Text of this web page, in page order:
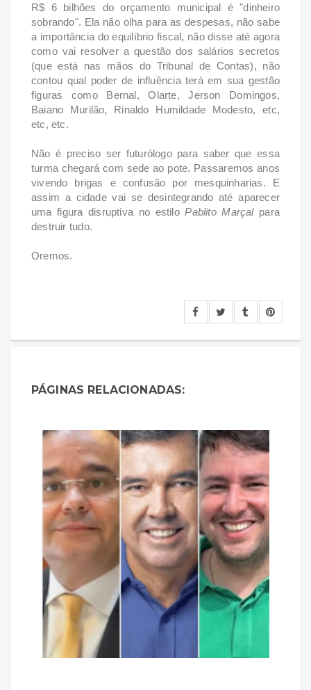
R$ 6 bilhões do orçamento municipal é "dinheiro
sobrando". Ela não olha para as despesas, não sabe
a importância do equilíbrio fiscal, não disse até agora
como vai resolver a questão dos salários secretos
(que está nas mãos do Tribunal de Contas), não
contou qual poder de influência terá em sua gestão
figuras como Bernal, Olarte, Jerson Domingos,
Baiano Murilão, Rinaldo Humildade Modesto, etc,
etc, etc.
Não é preciso ser futurólogo para saber que essa
turma chegará com sede ao pote. Passaremos anos
vivendo brigas e confusão por mesquinharias. E
assim a cidade vai se desintegrando até aparecer
uma figura disruptiva no estiloPablito Marçalpara
destruir tudo.
Oremos.
PÁGINAS RELACIONADAS: